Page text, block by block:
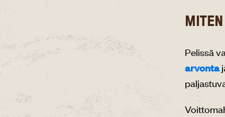
Pelissä
arvonta